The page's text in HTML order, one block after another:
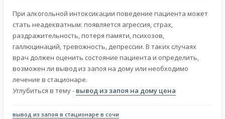
При алкогольной интоксикации поведение пациента может
стать неадекватным: появляется агрессия, страх,
раздражительность, потеря памяти, психозов,
галлюцинаций, тревожность, депрессии. В таких случаях
врач должен оценить состояние пациента и определить,
возможен ли вывод из запоя на дому или необходимо
лечение в стационаре.
Углубиться в тему - вывод из запоя на дому цена
вывод из запоя в стационаре в сочи